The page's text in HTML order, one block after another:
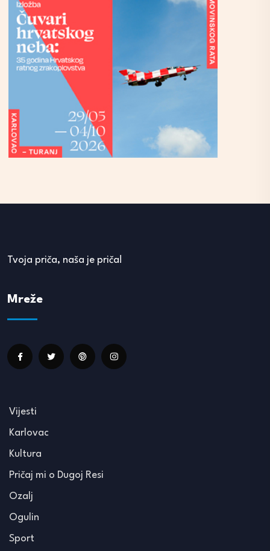
Tvoja priča, naša je priča!
Mreže
Vijesti
Karlovac
Kultura
Pričaj mi o Dugoj Resi
Ozalj
Ogulin
Sport